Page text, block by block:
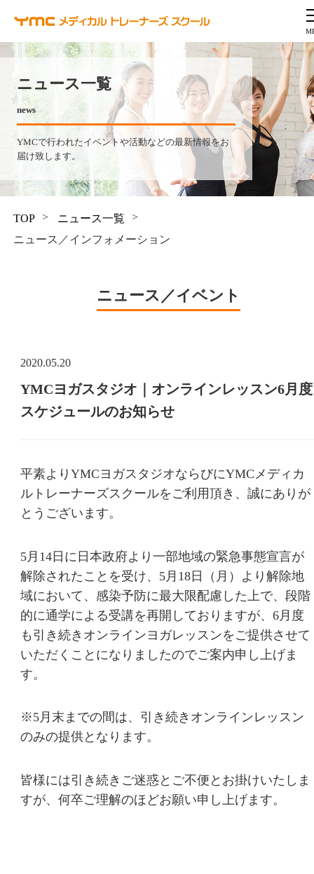
ニュース一覧
news
YMCで行われたイベントや活動などの最新情報をお
届け致します。
TOP
ニュース一覧
ニュース／インフォメーション
ニュース／イベント
2020.05.20
YMCヨガスタジオ｜オンラインレッスン6月度
スケジュールのお知らせ
平素よりYMCヨガスタジオならびにYMCメディカ
ルトレーナーズスクールをご利用頂き、誠にありが
とうございます。
5月14日に日本政府より一部地域の緊急事態宣言が
解除されたことを受け、5月18日（月）より解除地
域において、感染予防に最大限配慮した上で、段階
的に通学による受講を再開しておりますが、 6月度
も引き続きオンラインヨガレッスンをご提供させて
いただくことになりましたのでご案内申し上げま
す。
※5月末までの間は、引き続きオンラインレッスン
のみの提供となります。
皆様には引き続きご迷惑とご不便とお掛けいたしま
すが、何卒ご理解のほどお願い申し上げます。